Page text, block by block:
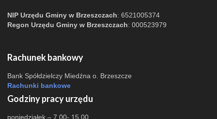
NIP Urzędu Gminy w Brzeszczach: 6521005374
Regon Urzędu Gminy w Brzeszczach: 000523979
Rachunek bankowy
Bank Spółdzielczy Miedźna o. Brzeszcze
Rachunki bankowe
Godziny pracy urzędu
poniedziałek – 7.00- 15.00